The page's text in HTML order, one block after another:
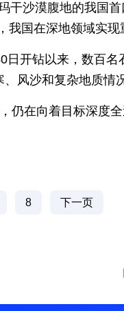
干沙漠腹地的我国
国在深地领域实现
日开钻以来，数百名
风沙和复杂地质情
仍在向着目标深度全
8 下一页